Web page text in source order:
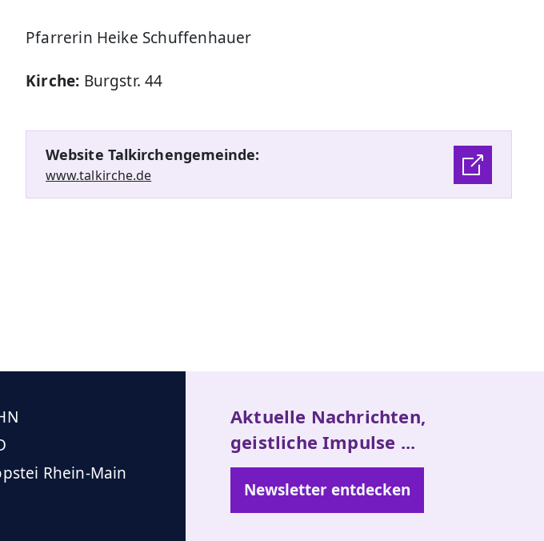
Pfarrerin Heike Schuffenhauer
Kirche: Burgstr. 44
Website Talkirchengemeinde:
www.talkirche.de
Rhein-Main
Aktuelle Nachrichten,
geistliche Impulse ...
Newsletter entdecken